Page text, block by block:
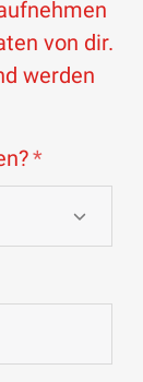
von dir.
werden